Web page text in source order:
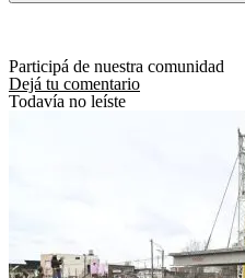
Participá de nuestra comunidad
Dejá tu comentario
Todavía no leíste